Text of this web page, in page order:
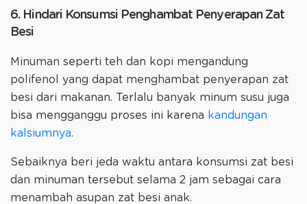
6. Hindari Konsumsi Penghambat Penyerapan Zat
Besi
Minuman seperti teh dan kopi mengandung
polifenol yang dapat menghambat penyerapan zat
besi dari makanan. Terlalu banyak minum susu juga
bisa mengganggu proses ini karena kandungan
kalsiumnya.
Sebaiknya beri jeda waktu antara konsumsi zat besi
dan minuman tersebut selama 2 jam sebagai cara
menambah asupan zat besi anak.